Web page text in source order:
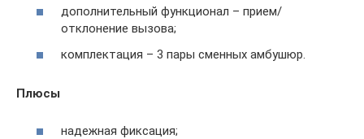
дополнительный функционал – прием/
отклонение вызова;
комплектация – 3 пары сменных амбушюр.
Плюсы
надежная фиксация;